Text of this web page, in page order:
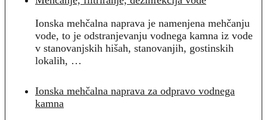
Ionska mehčalna naprava je namenjena mehčanju
vode, to je odstranjevanju vodnega kamna iz vode
v stanovanjskih hišah, stanovanjih, gostinskih
lokalih, …
Ionska mehčalna naprava za odpravo vodnega
kamna